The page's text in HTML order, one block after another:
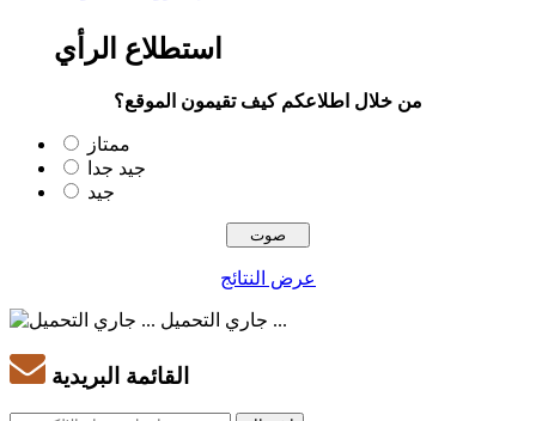
استطلاع الرأي
من خلال اطلاعكم كيف تقيمون الموقع؟
ممتاز
جيد جدا
جيد
عرض النتائج
جاري التحميل ...
القائمة البريدية